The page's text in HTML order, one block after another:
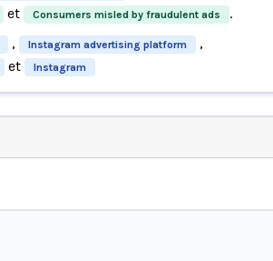
et Consumers misled by fraudulent ads
.
, Instagram advertising platform ,
et Instagram